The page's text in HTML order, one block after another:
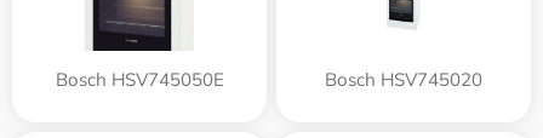
Bosch HSV745050E Bosch HSV745020